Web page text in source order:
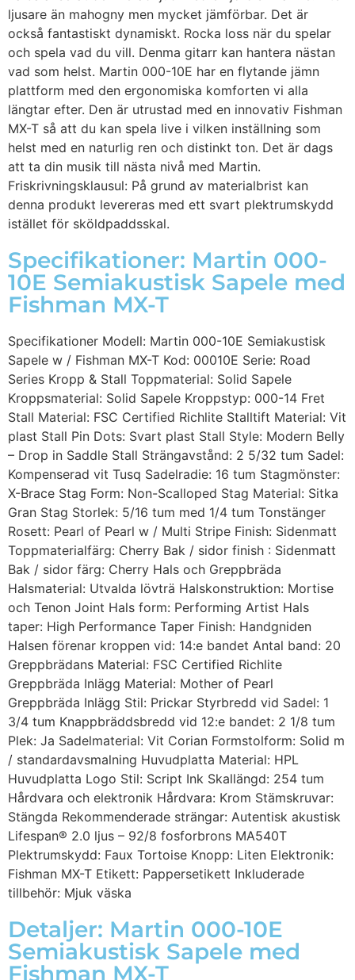
ljusare än mahogny men mycket jämförbar. Det är
också fantastiskt dynamiskt. Rocka loss när du spelar
och spela vad du vill. Denma gitarr kan hantera nästan
vad som helst. Martin 000-10E har en flytande jämn
plattform med den ergonomiska komforten vi alla
längtar efter. Den är utrustad med en innovativ Fishman
MX-T så att du kan spela live i vilken inställning som
helst med en naturlig ren och distinkt ton. Det är dags
att ta din musik till nästa nivå med Martin.
Friskrivningsklausul: På grund av materialbrist kan
denna produkt levereras med ett svart plektrumskydd
istället för sköldpaddsskal.
Specifikationer: Martin 000-
10E Semiakustisk Sapele med
Fishman MX-T
Specifikationer Modell: Martin 000-10E Semiakustisk
Sapele w / Fishman MX-T Kod: 00010E Serie: Road
Series Kropp & Stall Toppmaterial: Solid Sapele
Kroppsmaterial: Solid Sapele Kroppstyp: 000-14 Fret
Stall Material: FSC Certified Richlite Stalltift Material: Vit
plast Stall Pin Dots: Svart plast Stall Style: Modern Belly
– Drop in Saddle Stall Strängavstånd: 2 5/32 tum Sadel:
Kompenserad vit Tusq Sadelradie: 16 tum Stagmönster:
X-Brace Stag Form: Non-Scalloped Stag Material: Sitka
Gran Stag Storlek: 5/16 tum med 1/4 tum Tonstänger
Rosett: Pearl of Pearl w / Multi Stripe Finish: Sidenmatt
Toppmaterialfärg: Cherry Bak / sidor finish : Sidenmatt
Bak / sidor färg: Cherry Hals och Greppbräda
Halsmaterial: Utvalda lövträ Halskonstruktion: Mortise
och Tenon Joint Hals form: Performing Artist Hals
taper: High Performance Taper Finish: Handgniden
Halsen förenar kroppen vid: 14:e bandet Antal band: 20
Greppbrädans Material: FSC Certified Richlite
Greppbräda Inlägg Material: Mother of Pearl
Greppbräda Inlägg Stil: Prickar Styrbredd vid Sadel: 1
3/4 tum Knappbräddsbredd vid 12:e bandet: 2 1/8 tum
Plek: Ja Sadelmaterial: Vit Corian Formstolform: Solid m
/ standardavsmalning Huvudplatta Material: HPL
Huvudplatta Logo Stil: Script Ink Skallängd: 254 tum
Hårdvara och elektronik Hårdvara: Krom Stämskruvar:
Stängda Rekommenderade strängar: Autentisk akustisk
Lifespan® 2.0 ljus – 92/8 fosforbrons MA540T
Plektrumskydd: Faux Tortoise Knopp: Liten Elektronik:
Fishman MX-T Etikett: Pappersetikett Inkluderade
tillbehör: Mjuk väska
Detaljer: Martin 000-10E
Semiakustisk Sapele med
Fishman MX-T